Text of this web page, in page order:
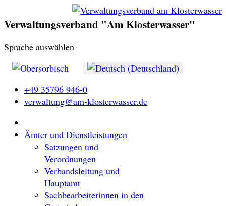
Verwaltungsverband "Am Klosterwasser"
Sprache auswählen
+49 35796 946-0
verwaltung@am-klosterwasser.de
Ämter und Dienstleistungen
Satzungen und
Verordnungen
Verbandsleitung und
Hauptamt
Sachbearbeiterinnen in den